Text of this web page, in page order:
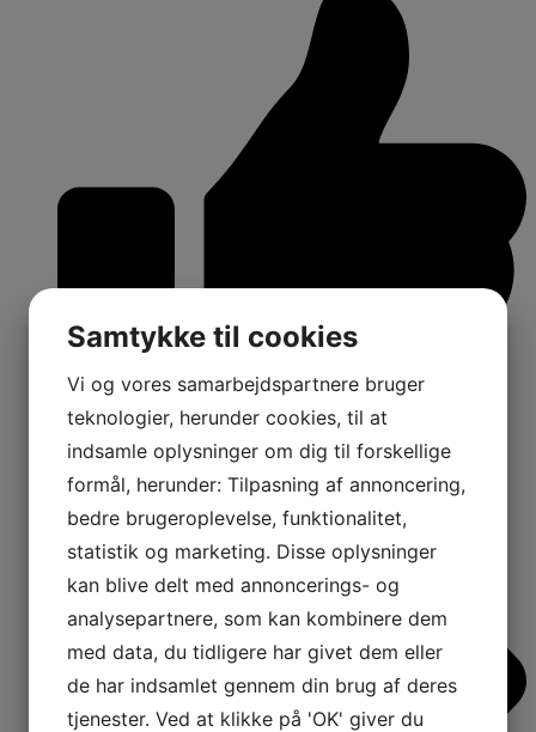
Shares:
Samtykke til cookies
Vi og vores samarbejdspartnere bruger
teknologier, herunder cookies, til at
indsamle oplysninger om dig til forskellige
formål, herunder: Tilpasning af annoncering,
bedre brugeroplevelse, funktionalitet,
statistik og marketing. Disse oplysninger
kan blive delt med annoncerings- og
analysepartnere, som kan kombinere dem
med data, du tidligere har givet dem eller
de har indsamlet gennem din brug af deres
tjenester. Ved at klikke på 'OK' giver du